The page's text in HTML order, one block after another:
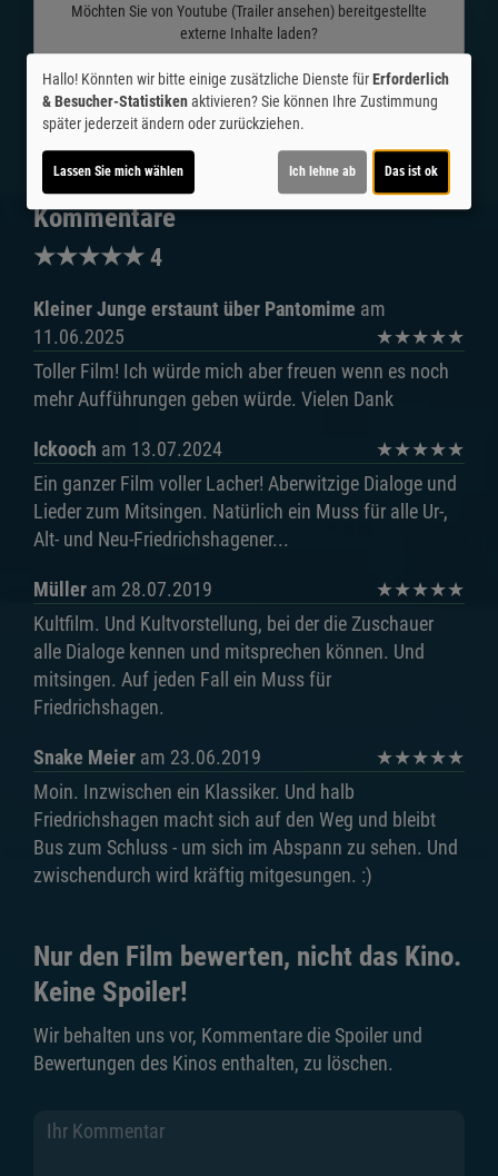
Möchten Sie von Youtube (Trailer ansehen) bereitgestellte
externe Inhalte laden?
Ja
Trailer 1 | Trailer-FSK: 12
Kommentare
★★★★★ 4
Kleiner Junge erstaunt über Pantomime am
11.06.2025
★★★★★
Toller Film! Ich würde mich aber freuen wenn es noch
mehr Aufführungen geben würde. Vielen Dank
Ickooch am 13.07.2024 ★★★★★
Ein ganzer Film voller Lacher! Aberwitzige Dialoge und
Lieder zum Mitsingen. Natürlich ein Muss für alle Ur-,
Alt- und Neu-Friedrichshagener...
Müller am 28.07.2019 ★★★★★
Kultfilm. Und Kultvorstellung, bei der die Zuschauer
alle Dialoge kennen und mitsprechen können. Und
mitsingen. Auf jeden Fall ein Muss für
Friedrichshagen.
Snake Meier am 23.06.2019 ★★★★★
Moin. Inzwischen ein Klassiker. Und halb
Friedrichshagen macht sich auf den Weg und bleibt
Bus zum Schluss - um sich im Abspann zu sehen. Und
zwischendurch wird kräftig mitgesungen. :)
Nur den Film bewerten, nicht das Kino.
Keine Spoiler!
Wir behalten uns vor, Kommentare die Spoiler und
Bewertungen des Kinos enthalten, zu löschen.
Hallo! Könnten wir bitte einige zusätzliche Dienste fürErforderlich
& Besucher-Statistikenaktivieren? Sie können Ihre Zustimmung
später jederzeit ändern oder zurückziehen.
Lassen Sie mich wählen Ich lehne ab Das ist ok